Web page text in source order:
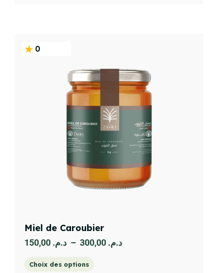
0
Miel de Caroubier
د.م. – د.م.
Choix des options